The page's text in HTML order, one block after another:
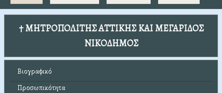
† ΜΗΤΡΟΠΟΛΙΤΗΣ ΑΤΤΙΚΗΣ ΚΑΙ ΜΕΓΑΡΙΔΟΣ
ΝΙΚΟΔΗΜΟΣ
Βιογραφικό
Προσωπικότητα